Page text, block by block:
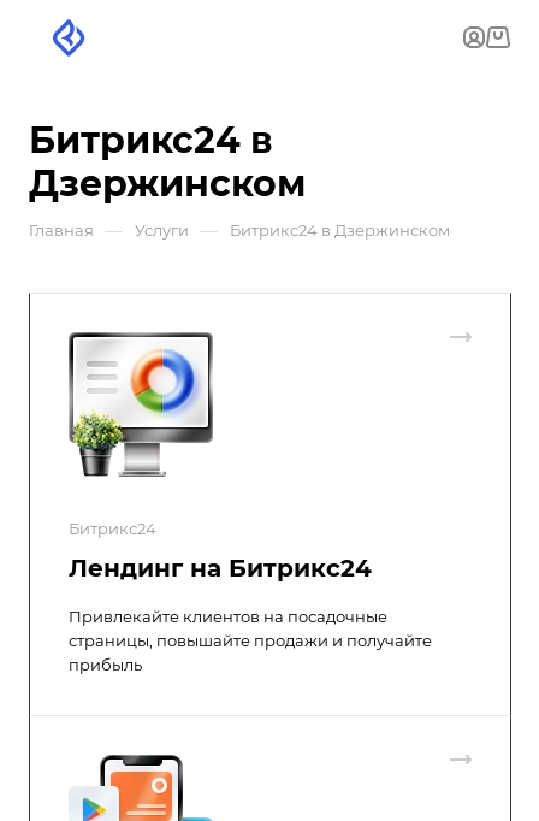
Битрикс24 в
Дзержинском
Главная — Услуги — Битрикс24 в Дзержинском
Битрикс24
Лендинг на Битрикс24
Привлекайте клиентов на посадочные
страницы, повышайте продажи и получайте
прибыль